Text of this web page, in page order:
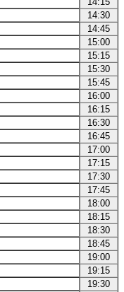
14:30
14:45
15:00
15:15
15:30
15:45
16:00
16:15
16:30
16:45
17:00
17:15
17:30
17:45
18:00
18:15
18:30
18:45
19:00
19:15
19:30